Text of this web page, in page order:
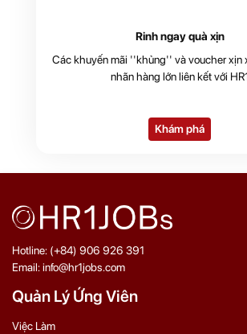
Rinh ngay quà xịn
Các khuyến mãi ''khủng'' và voucher xịn
nhãn hàng lớn liên kết với
Khám phá
Hotline: (+84) 906 926 391
Email: info@hr1jobs.com
Quản Lý Ứng Viên
Việc Làm